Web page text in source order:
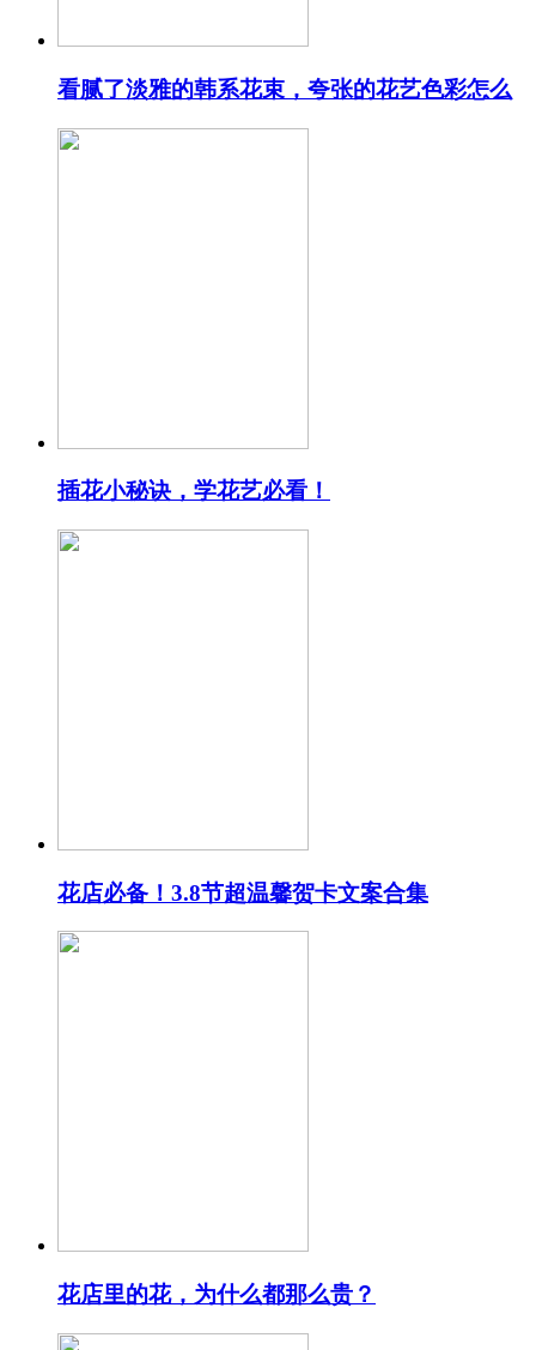
看腻了淡雅的韩系花束，夸张的花艺色彩怎么
插花小秘诀，学花艺必看！
花店必备！3.8节超温馨贺卡文案合集
花店里的花，为什么都那么贵？